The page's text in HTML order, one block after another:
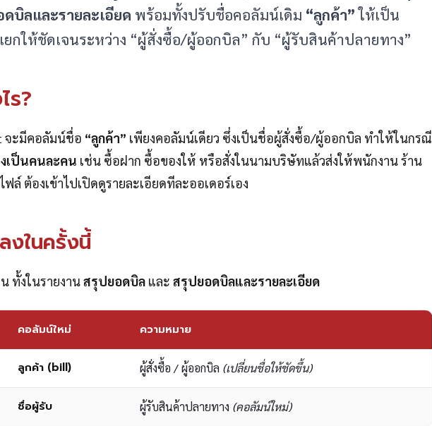
บิลและรายละเอียด พร้อมทั้งปรับชื่อคอลัมน์เดิม “ลูกค้า”ให้เป็น
กให้ชัดเจนระหว่าง “ผู้สั่งซื้อ/ผู้ออกบิล” กับ “ผู้รับสินค้าปลายทาง”
ร?
จะมีคอลัมน์ชื่อ “ลูกค้า” เพียงคอลัมน์เดียว ซึ่งเป็นชื่อผู้สั่งซื้อ/ผู้ออกบิล ทำให้ในกรณี
เป็นคนละคน เช่น ซื้อฝาก ซื้อของให้ หรือสั่งในนามบริษัทแล้วส่งให้พนักงาน ร้าน
ล์ ต้องเข้าไปเปิดดูรายละเอียดทีละออเดอร์เอง
งในครั้งนี้
ทั้งในรายงานสรุปยอดบิล และ สรุปยอดบิลและรายละเอียด
คอลัมน์ใหม่ ความหมาย
ลูกค้า (bill) ผู้สั่งซื้อ / ผู้ออกบิล (เปลี่ยนชื่อให้ชัดขึ้น)
ชื่อผู้รับ ผู้รับสินค้าปลายทาง (คอลัมน์ใหม่)